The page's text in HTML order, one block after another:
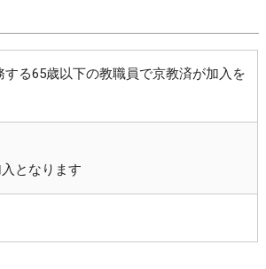
る65歳以下の教職員で京教済が加入を
となります